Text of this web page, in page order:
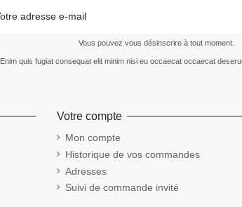
Vous pouvez vous désinscrire à tout moment.
Enim quis fugiat consequat elit minim nisi eu occaecat occaecat
Votre compte
Mon compte
Historique de vos commandes
Adresses
Suivi de commande invité